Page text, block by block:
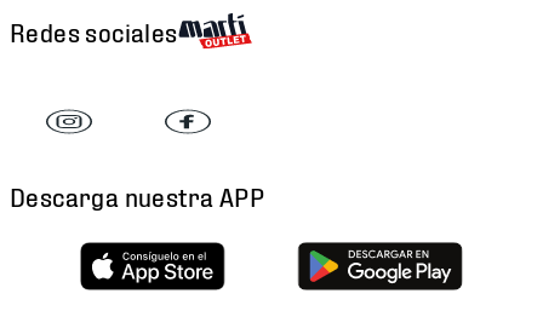
Redes sociales
Descarga nuestra APP